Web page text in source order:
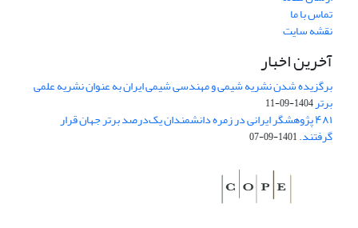
تماس با ما
نقشه سایت
آخرین اخبار
برگزیده شدن نشریه شیمی و مهندسی شیمی ایران به عنوان نشریه علمی
برتر1404-09-11
۴۸۱ پژوهشگر ایرانی در زمره دانشمندان یک‌درصد برتر جهان قرار
گرفتند.1401-09-07